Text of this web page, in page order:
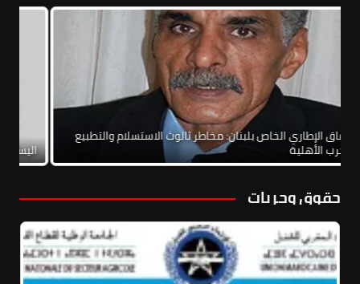
الاتفاق الإطاري الخاص بلبنان: مخاطر ثالوث الاستسلام والتطبيع
والحرب الأهلية
حقوق وحريات